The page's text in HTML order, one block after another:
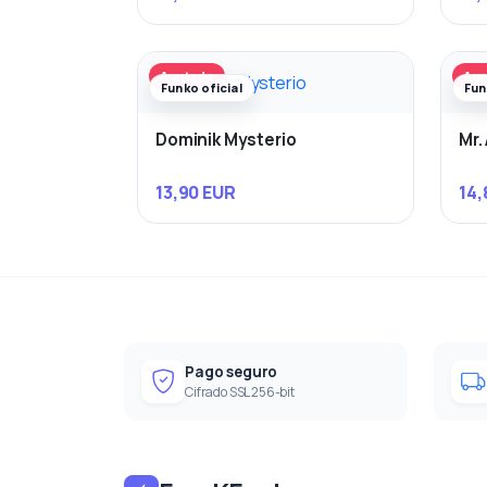
Agotado
Funko oficial
Dominik Mysterio
13,90 EUR
Pago seguro
Cifrado SSL 256-bit